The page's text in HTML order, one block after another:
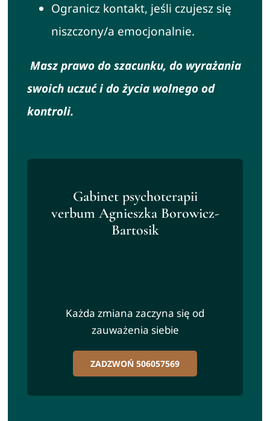
Ogranicz kontakt, jeśli czujesz się
niszczony/a emocjonalnie.
Masz prawo do szacunku, do wyrażania
swoich uczuć i do życia wolnego od
kontroli.
Gabinet psychoterapii
verbum Agnieszka Borowicz-
Bartosik
Każda zmiana zaczyna się od
zauważenia siebie
ZADZWOŃ 506057569